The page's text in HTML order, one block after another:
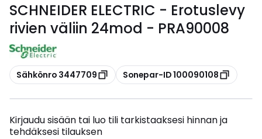
SCHNEIDER ELECTRIC - Erotuslevy
rivien väliin 24mod - PRA90008
Kopioi
Sähkönro 3447709 Kopioi
Sonepar-ID 100090108
Kirjaudu sisään tai luo tili tarkistaaksesi hinnan ja
tehdäksesi tilauksen